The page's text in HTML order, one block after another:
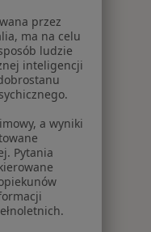
w Krakowie
Krakowie
Krakowie
w Krakowie
przez
ma na celu
ludzie
inteligencji
a wyniki
Pytania